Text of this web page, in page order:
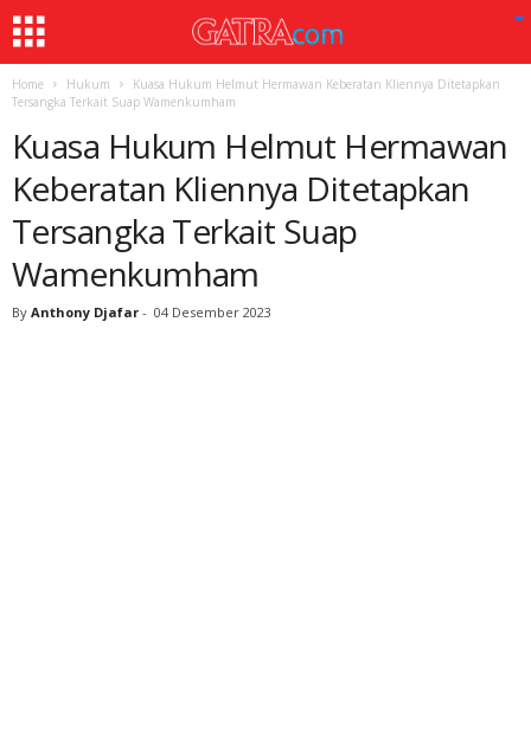
Home Hukum
Kuasa Hukum Helmut Hermawan Keberatan Kliennya Ditetapkan
Tersangka Terkait Suap Wamenkumham
Kuasa Hukum Helmut Hermawan
Keberatan Kliennya Ditetapkan
Tersangka Terkait Suap
Wamenkumham
By Anthony Djafar - 04 Desember 2023